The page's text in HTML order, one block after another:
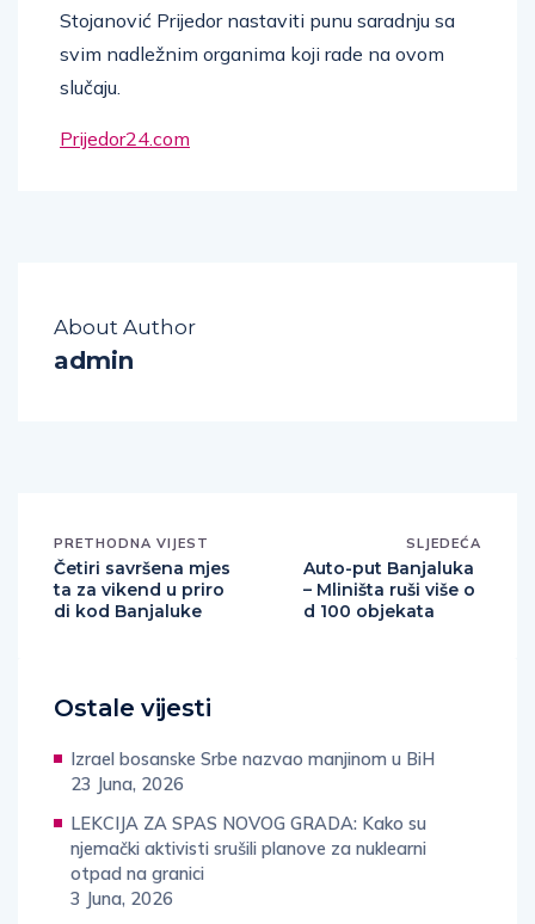
Stojanović Prijedornastaviti punu saradnju sa
svim nadležnim organima koji rade na ovom
slučaju.
Prijedor24.com
About Author
admin
PRETHODNA VIJEST
Četiri savršena mjes
ta za vikend u priro
di kod Banjaluke
SLJEDEĆA
Auto-put Banjaluka
– Mliništa ruši više o
d 100 objekata
Ostale vijesti
Izrael bosanske Srbe nazvao manjinom u BiH
23 Juna, 2026
LEKCIJA ZA SPAS NOVOG GRADA: Kako su
njemački aktivisti srušili planove za nuklearni
otpad na granici
3 Juna, 2026